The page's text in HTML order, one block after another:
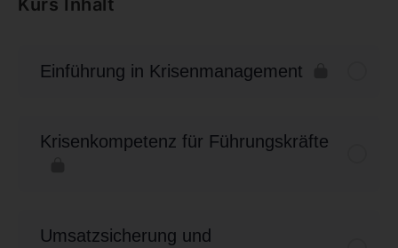
Einführung in Krisenmanagement
Krisenkompetenz für Führungskräfte
Umsatzsicherung und